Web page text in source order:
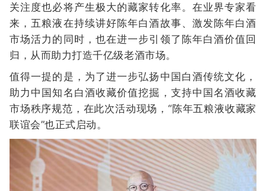
关注度也必将产生极大的藏家转化率。在业界专家看
来，五粮液在持续讲好陈年白酒故事、激发陈年白酒
市场活力的同时，也在进一步引领了陈年白酒价值回
归，从而助力打造千亿级老酒市场。
值得一提的是，为了进一步弘扬中国白酒传统文化，
助力中国知名白酒收藏价值挖掘，支持中国名酒收藏
市场秩序规范，在此次活动现场，“陈年五粮液收藏家
联谊会”也正式启动。